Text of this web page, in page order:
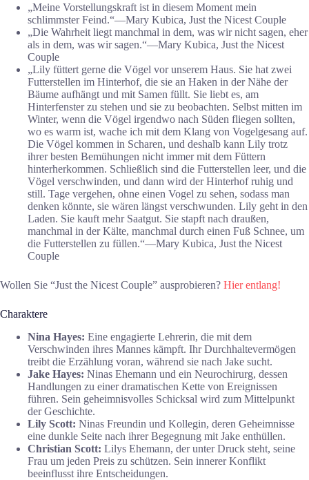
„Meine Vorstellungskraft ist in diesem Moment mein
schlimmster Feind.“―Mary Kubica, Just the Nicest Couple
„Die Wahrheit liegt manchmal in dem, was wir nicht sagen, eher
als in dem, was wir sagen.“―Mary Kubica, Just the Nicest
Couple
„Lily füttert gerne die Vögel vor unserem Haus. Sie hat zwei
Futterstellen im Hinterhof, die sie an Haken in der Nähe der
Bäume aufhängt und mit Samen füllt. Sie liebt es, am
Hinterfenster zu stehen und sie zu beobachten. Selbst mitten im
Winter, wenn die Vögel irgendwo nach Süden fliegen sollten,
wo es warm ist, wache ich mit dem Klang von Vogelgesang auf.
Die Vögel kommen in Scharen, und deshalb kann Lily trotz
ihrer besten Bemühungen nicht immer mit dem Füttern
hinterherkommen. Schließlich sind die Futterstellen leer, und die
Vögel verschwinden, und dann wird der Hinterhof ruhig und
still. Tage vergehen, ohne einen Vogel zu sehen, sodass man
denken könnte, sie wären längst verschwunden. Lily geht in den
Laden. Sie kauft mehr Saatgut. Sie stapft nach draußen,
manchmal in der Kälte, manchmal durch einen Fuß Schnee, um
die Futterstellen zu füllen.“―Mary Kubica, Just the Nicest
Couple
Wollen Sie “Just the Nicest Couple” ausprobieren? Hier entlang!
Charaktere
Nina Hayes: Eine engagierte Lehrerin, die mit dem
Verschwinden ihres Mannes kämpft. Ihr Durchhaltevermögen
treibt die Erzählung voran, während sie nach Jake sucht.
Jake Hayes: Ninas Ehemann und ein Neurochirurg, dessen
Handlungen zu einer dramatischen Kette von Ereignissen
führen. Sein geheimnisvolles Schicksal wird zum Mittelpunkt
der Geschichte.
Lily Scott: Ninas Freundin und Kollegin, deren Geheimnisse
eine dunkle Seite nach ihrer Begegnung mit Jake enthüllen.
Christian Scott: Lilys Ehemann, der unter Druck steht, seine
Frau um jeden Preis zu schützen. Sein innerer Konflikt
beeinflusst ihre Entscheidungen.